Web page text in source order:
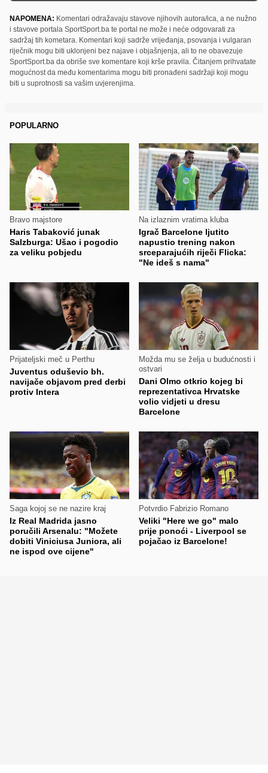
NAPOMENA: Komentari odražavaju stavove njihovih autora/ica, a ne nužno
i stavove portala SportSport.ba te portal ne može i neće odgovarati za
sadržaj tih kometara. Komentari koji sadrže vrijeđanja, psovanja i vulgaran
riječnik mogu biti uklonjeni bez najave i objašnjenja, ali to ne obavezuje
SportSport.ba da obriše sve komentare koji krše pravila. Čitanjem prihvatate
mogućnost da među komentarima mogu biti pronađeni sadržaji koji mogu
biti u suprotnosti sa vašim uvjerenjima.
POPULARNO
Bravo majstore
Haris Tabaković junak
Salzburga: Ušao i pogodio
za veliku pobjedu
Na izlaznim vratima kluba
Igrač Barcelone ljutito
napustio trening nakon
srceparajućih riječi Flicka:
"Ne ideš s nama"
Prijateljski meč u Perthu
Juventus oduševio bh.
navijače objavom pred derbi
protiv Intera
Možda mu se želja u budućnosti i
ostvari
Dani Olmo otkrio kojeg bi
reprezentativca Hrvatske
volio vidjeti u dresu
Barcelone
Saga kojoj se ne nazire kraj
Iz Real Madrida jasno
poručili Arsenalu: "Možete
dobiti Viniciusa Juniora, ali
ne ispod ove cijene"
Potvrdio Fabrizio Romano
Veliki "Here we go" malo
prije ponoći - Liverpool se
pojačao iz Barcelone!